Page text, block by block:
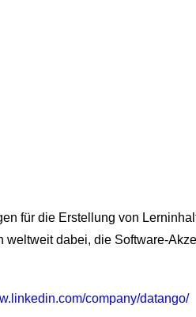
für die Erstellung von
dabei, die Software-
company/datango/